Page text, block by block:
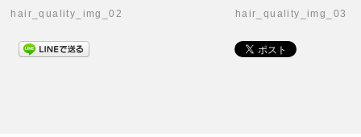
hair_quality_img_02 hair_quality_img_03